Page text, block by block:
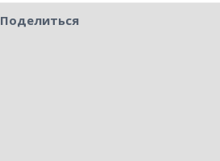
Поделиться